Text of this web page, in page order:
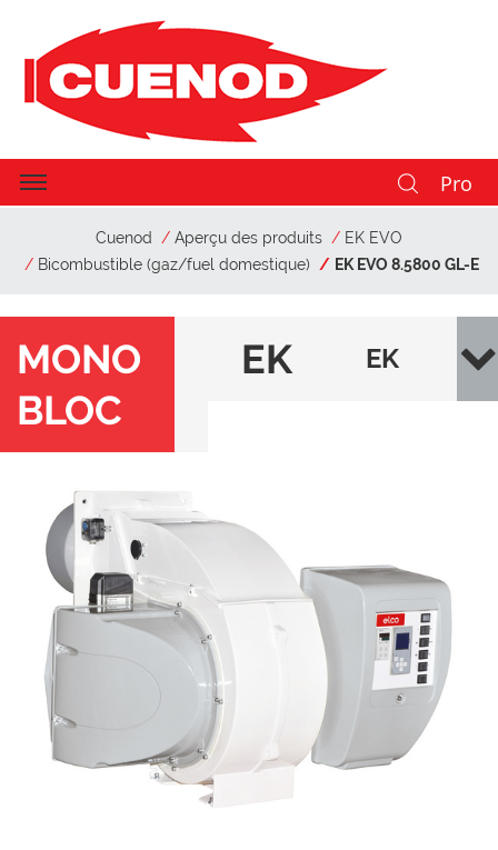
Pro
Cuenod Aperçu des produits
EK EVO
Bicombustible (gaz/fuel domestique)
EK EVO 8.5800 GL-E
MONO
BLOC
EK
EK
GL-
E